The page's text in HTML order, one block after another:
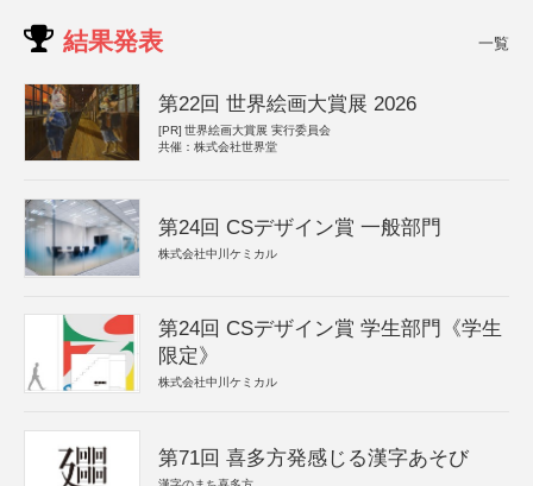
結果発表 一覧
第22回 世界絵画大賞展 2026
[PR] 世界絵画大賞展 実行委員会
共催：株式会社世界堂
第24回 CSデザイン賞 一般部門
株式会社中川ケミカル
第24回 CSデザイン賞 学生部門《学生
限定》
株式会社中川ケミカル
第71回 喜多方発感じる漢字あそび